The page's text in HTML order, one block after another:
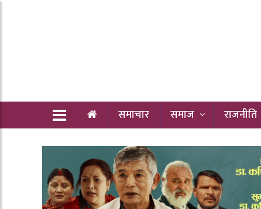
समाचार समाज राजनीति